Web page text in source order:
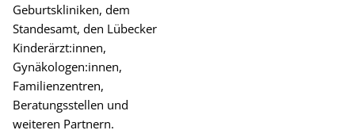
Geburtskliniken, dem
Standesamt, den Lübecker
Kinderärzt:innen,
Gynäkologen:innen,
Familienzentren,
Beratungsstellen und
weiteren Partnern.